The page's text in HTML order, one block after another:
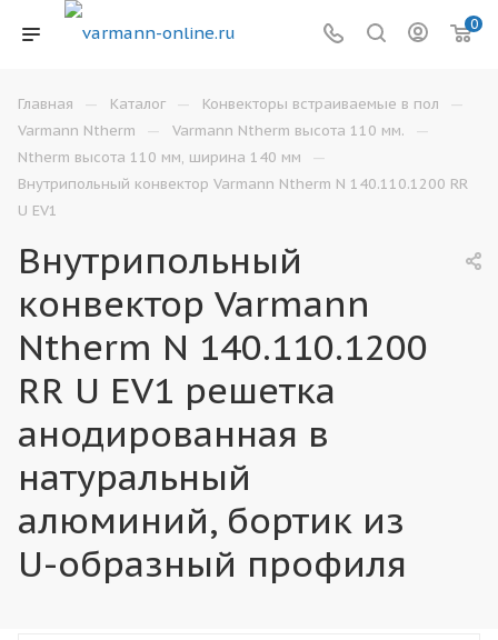
0
Главная — Каталог — Конвекторы встраиваемые в пол —
Varmann Ntherm — Varmann Ntherm высота 110 мм. —
Ntherm высота 110 мм, ширина 140 мм —
Внутрипольный конвектор Varmann Ntherm N 140.110.1200 RR
U EV1
Внутрипольный
конвектор Varmann
Ntherm N 140.110.1200
RR U EV1 решетка
анодированная в
натуральный
алюминий, бортик из
U-образный профиля